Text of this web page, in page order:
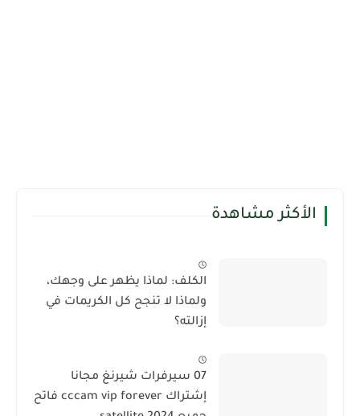
الأكثر مشاهدة
الكلف: لماذا يظهر على وجهك،
ولماذا لا تنجح كل الكريمات في
إزالته؟
07 سيرفرات شيرنغ مجانا
إشتراك cccam vip forever فاتح